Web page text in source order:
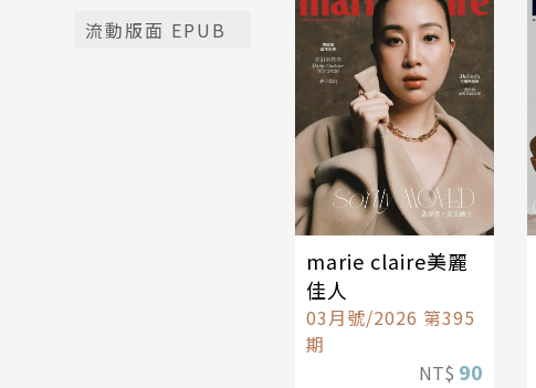
流動版面 EPUB
marie claire美麗
佳人
03月號/2026 第395
期
NT$ 90